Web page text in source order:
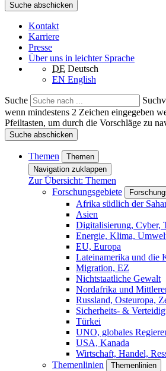
Suche abschicken
Kontakt
Karriere
Presse
Über uns in leichter Sprache
DE Deutsch
EN English
Suche
wenn mindestens 2 Zeichen eingegeben
Pfeiltasten, um durch die Vorschläge zu
Suche abschicken
Themen
Themen
Navigation zuklappen
Zur Übersicht: Themen
Forschungsgebiete
Afrika südlich der
Asien
Digitalisierung, Cyber,
Energie, Klima,
EU, Europa
Lateinamerika und die
Migration, EZ
Nichtstaatliche Gewalt
Nordafrika und
Russland, Osteuropa,
Sicherheits- &
Türkei
UNO, globales
USA, Kanada
Wirtschaft, Handel,
Themenlinien
Themenlinien